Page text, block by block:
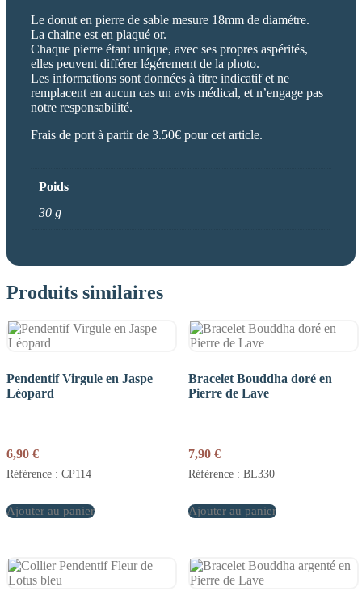
Le donut en pierre de sable mesure 18mm de diamétre.
La chaine est en plaqué or.
Chaque pierre étant unique, avec ses propres aspérités,
elles peuvent différer légérement de la photo.
Les informations sont données à titre indicatif et ne
remplacent en aucun cas un avis médical, et n’engage pas
notre responsabilité.
Frais de port à partir de 3.50€ pour cet article.
Poids
30 g
Produits similaires
Pendentif Virgule en Jaspe
Léopard
6,90 €
Référence : CP114
Ajouter au panier
Bracelet Bouddha doré en
Pierre de Lave
7,90 €
Référence : BL330
Ajouter au panier